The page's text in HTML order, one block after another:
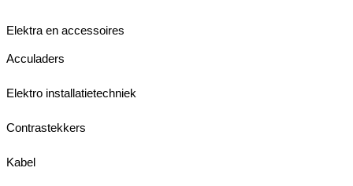
Elektra en accessoires
Acculaders
Elektro installatietechniek
Contrastekkers
Kabel